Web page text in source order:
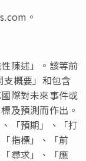
。
性陳述」。該等前
概要」和包含
際對未來事件或
及預測而作出。
「預期」、「打
指標」、「前
尋求」、「應